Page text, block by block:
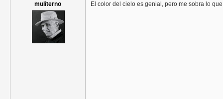
muliterno El color del cielo es genial, pero me sobra lo